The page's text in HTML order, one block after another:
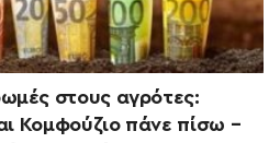
στους αγρότες:
Κομφούζιο πάνε πίσω –